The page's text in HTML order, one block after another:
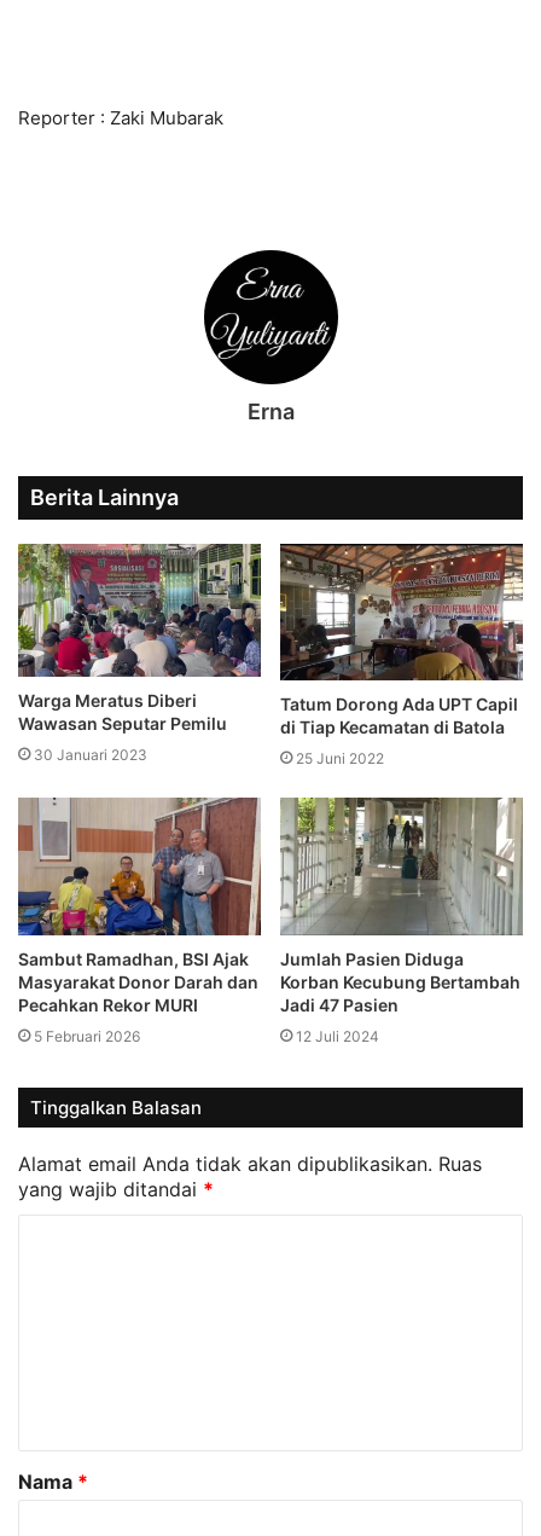
Reporter : Zaki Mubarak
Erna
Berita Lainnya
Warga Meratus Diberi
Wawasan Seputar Pemilu
30 Januari 2023
Tatum Dorong Ada UPT Capil
di Tiap Kecamatan di Batola
25 Juni 2022
Sambut Ramadhan, BSI Ajak
Masyarakat Donor Darah dan
Pecahkan Rekor MURI
5 Februari 2026
Jumlah Pasien Diduga
Korban Kecubung Bertambah
Jadi 47 Pasien
12 Juli 2024
Tinggalkan Balasan
Alamat email Anda tidak akan dipublikasikan. Ruas
yang wajib ditandai *
a
r
Nama *